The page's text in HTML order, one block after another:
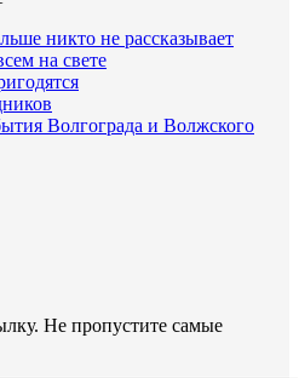
никто не рассказывает
на свете
Волгограда и Волжского
Не пропустите самые